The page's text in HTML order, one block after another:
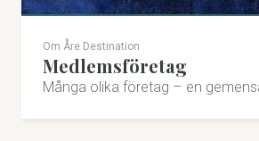
Om Åre Destination
Medlemsföretag
Många olika företag – en